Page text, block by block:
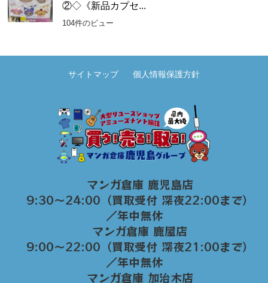
②◇《新品カプセ...
104件のビュー
サイトマップ 個人情報保護方針
マンガ倉庫 鹿児島店
9:30～24:00（買取受付 深夜22:00まで）
／年中無休
マンガ倉庫 鹿屋店
9:00～22:00（買取受付 深夜21:00まで）
／年中無休
マンガ倉庫 加治木店